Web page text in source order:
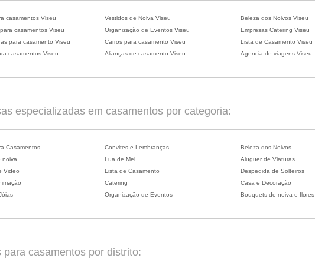
casamentos Viseu
casamentos Viseu
para casamento Viseu
casamentos Viseu
Vestidos de Noiva Viseu
Organização de Eventos Viseu
Carros para casamento Viseu
Alianças de casamento Viseu
Beleza dos Noivos Viseu
Empresas Catering Viseu
Lista de Casamento Viseu
Agencia de viagens Viseu
especializadas em casamentos por categoria:
Casamentos
noiva
Video
Convites e Lembranças
Lua de Mel
Lista de Casamento
Catering
Organização de Eventos
Beleza dos Noivos
Aluguer de Viaturas
Despedida de Solteiros
Casa e Decoração
Bouquets de noiva e flores
para casamentos por distrito: